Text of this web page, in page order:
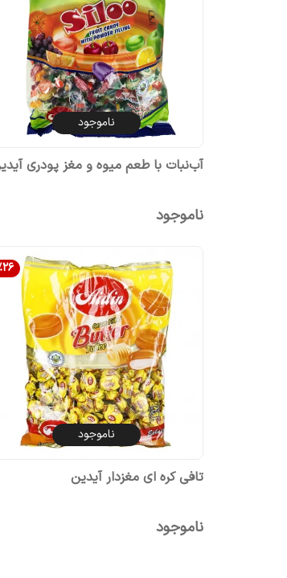
ناموجود
آب‌نبات با طعم میوه و مغز پودری
ناموجود
26
ناموجود
تافی کره ای مغزدار آیدین
ناموجود